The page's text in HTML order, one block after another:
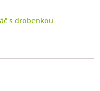
s drobenkou